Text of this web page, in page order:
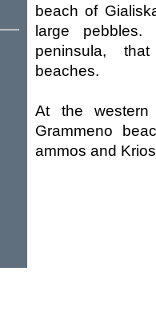
beach of
large
peninsula,
beaches.
At the
Grammeno
ammos and Krios